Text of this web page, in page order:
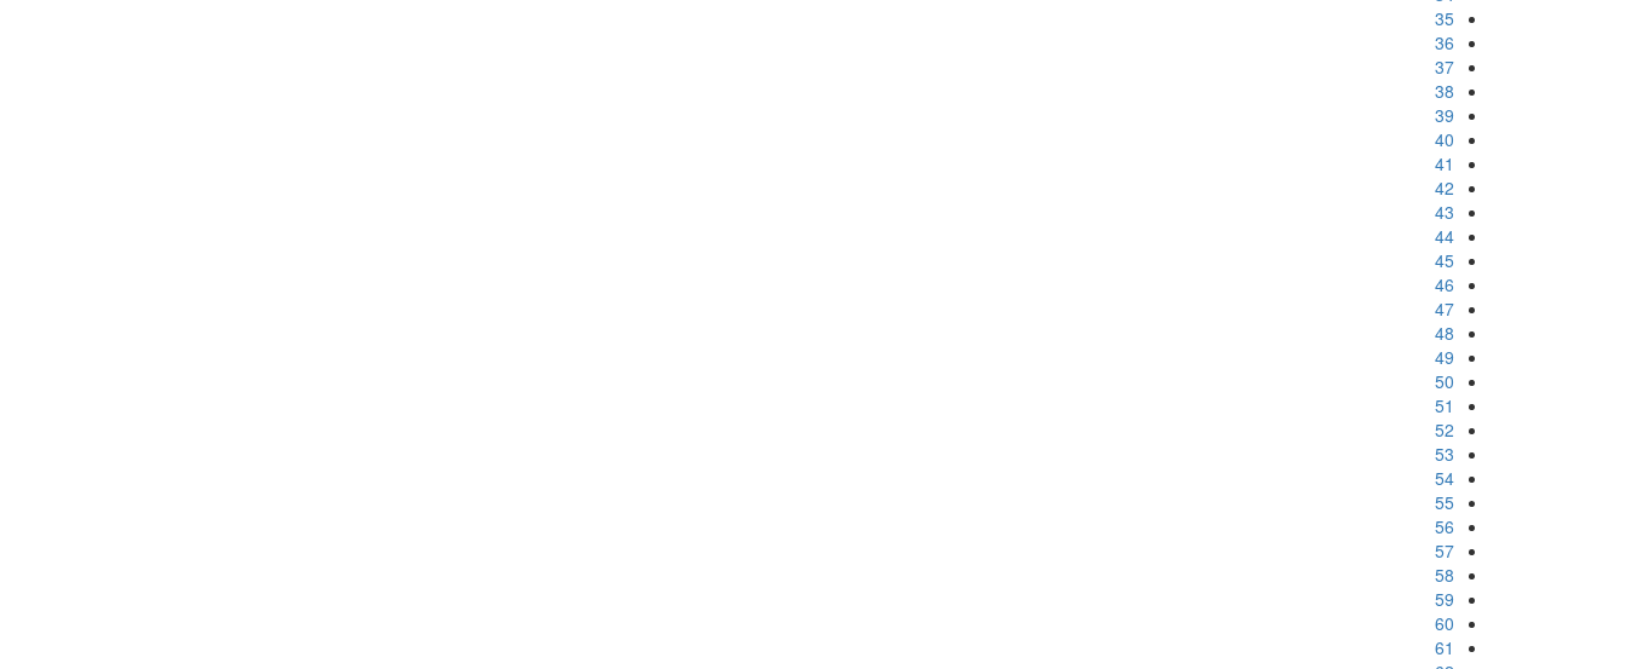
35
36
37
38
39
40
41
42
43
44
45
46
47
48
49
50
51
52
53
54
55
56
57
58
59
60
61